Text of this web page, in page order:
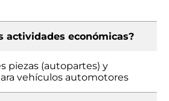
actividades económicas?
piezas (autopartes) y
vehículos automotores